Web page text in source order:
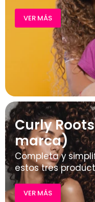
VER MÁS
Curly
marca)
Completa y
estos tres
VER MÁS